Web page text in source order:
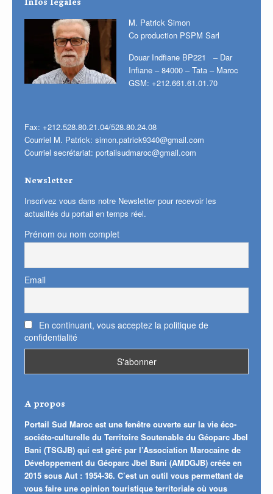
M. Patrick Simon
Co production PSPM Sarl
Douar Indfiane BP221 – Dar
Infiane – 84000 – Tata – Maroc
GSM: +212.661.61.01.70
Fax: +212.528.80.21.04/528.80.24.08
Courriel M. Patrick: simon.patrick9340@gmail.com
Courriel secrétariat: portailsudmaroc@gmail.com
Newsletter
Inscrivez vous dans notre Newsletter pour recevoir les
actualités du portail en temps réel.
Prénom ou nom complet
Email
En continuant, vous acceptez la politique de
confidentialité
A propos
Portail Sud Maroc est une fenêtre ouverte sur la vie éco-
sociéto-culturelle du Territoire Soutenable du Géoparc Jbel
Bani (TSGJB) qui est géré par l’Association Marocaine de
Développement du Géoparc Jbel Bani (AMDGJB) créée en
2015 sous Aut : 1954-36. C’est un outil vous permettant de
vous faire une opinion touristique territoriale où vous